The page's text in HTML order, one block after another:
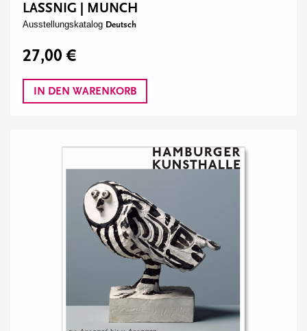
LASSNIG | MUNCH
Ausstellungskatalog Deutsch
27,00 €
IN DEN WARENKORB